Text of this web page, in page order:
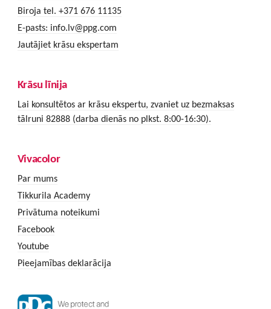
Biroja tel. +371 676 11135
E-pasts: info.lv@ppg.com
Jautājiet krāsu ekspertam
Krāsu līnija
Lai konsultētos ar krāsu ekspertu, zvaniet uz bezmaksas
tālruni 82888 (darba dienās no plkst. 8:00-16:30).
Vivacolor
Par mums
Tikkurila Academy
Privātuma noteikumi
Facebook
Youtube
Pieejamības deklarācija